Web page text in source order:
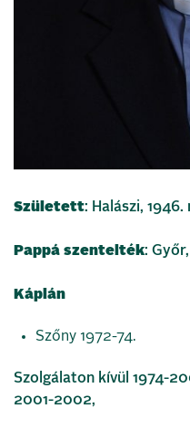
Született: Halászi, 1946.
Pappá szentelték:
Káplán
Szőny 1972-74.
Szolgálaton kívül 1974-
2001-2002,